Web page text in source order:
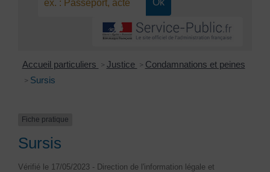
Accueil particuliers > Justice > Condamnations et peines
> Sursis
Fiche pratique
Sursis
Vérifié le 17/05/2023 - Direction de l'information légale et